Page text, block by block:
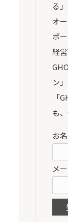
る
オ
ポ
経
ン
「
も
お
メ